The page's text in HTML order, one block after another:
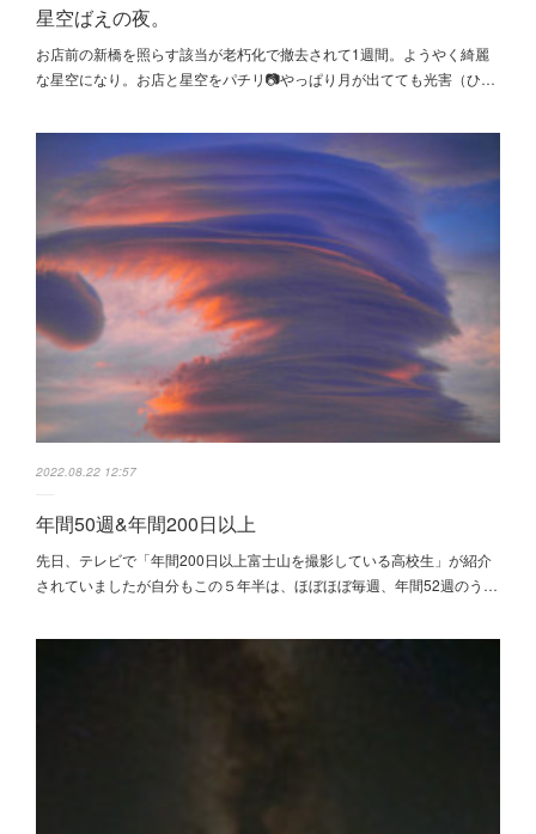
星空ばえの夜。
お店前の新橋を照らす該当が老朽化で撤去されて1週間。ようやく綺麗
な星空になり。お店と星空をパチリ📷やっぱり月が出てても光害（ひ…
2022.08.22 12:57
年間50週&年間200日以上
先日、テレビで「年間200日以上富士山を撮影している高校生」が紹介
されていましたが自分もこの５年半は、ほぼほぼ毎週、年間52週のう…